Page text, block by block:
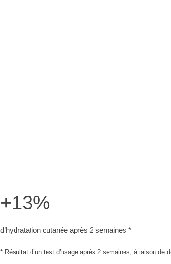
+13%
d’hydratation cutanée après 2 semaines *
* Résultat d’un test d’usage après 2 semaines, à raison de